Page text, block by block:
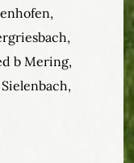
b Mering,